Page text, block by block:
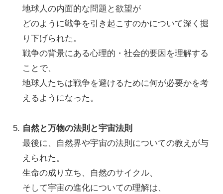
地球人の内面的な問題と欲望が
どのように戦争を引き起こすのかについて深く掘
り下げられた。
戦争の背景にある心理的・社会的要因を理解する
ことで、
地球人たちは戦争を避けるために何が必要かを考
えるようになった。
自然と万物の法則と宇宙法則
最後に、自然界や宇宙の法則についての教えが与
えられた。
生命の成り立ち、自然のサイクル、
そして宇宙の進化についての理解は、